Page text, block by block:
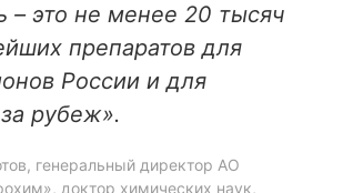
– это не менее 20 тысяч
препаратов для
России и для
рубеж».
генеральный директор АО
доктор химических наук,